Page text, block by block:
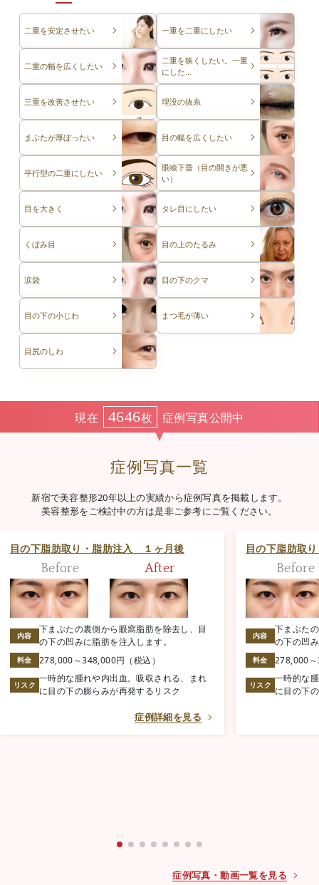
二重を安定させたい 一重を二重にしたい
二重の幅を広くしたい
二重を狭くしたい。一重
にした...
三重を改善させたい 埋没の抜糸
まぶたが厚ぼったい 目の幅を広くしたい
平行型の二重にしたい
眼瞼下垂（目の開きが悪
い）
目を大きく タレ目にしたい
くぼみ目 目の上のたるみ
涙袋 目の下のクマ
目の下の小じわ まつ毛が薄い
目尻のしわ
症例写真一覧
現在 4646枚 症例写真公開中
新宿で美容整形20年以上の実績から症例写真を掲載します。
美容整形をご検討中の方は是非ご参考にご覧ください。
目の下脂肪取り・脂肪注入 １ヶ月後
Before After
内容
下まぶたの裏側から眼窩脂肪を除去し、目
の下の凹みに脂肪を注入します。
料金 278,000～348,000円（税込）
リスク
一時的な腫れや内出血。吸収される、まれ
に目の下の膨らみが再発するリスク
症例詳細を見る
目の下脂肪取
Before
内容
下まぶた
の下の凹
料金 278,000
リスク
一時的な
に目の下
症例写真・動画一覧を見る